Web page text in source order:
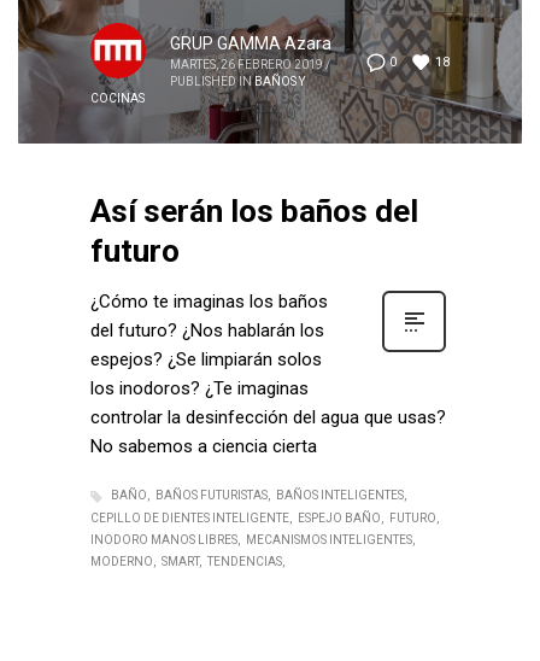
0 18
GRUP GAMMA Azara
MARTES, 26 FEBRERO 2019/
PUBLISHED IN BAÑOS Y
COCINAS
Así serán los baños del
futuro
¿Cómo te imaginas los baños
del futuro? ¿Nos hablarán los
espejos? ¿Se limpiarán solos
los inodoros? ¿Te imaginas
controlar la desinfección del agua que usas?
No sabemos a ciencia cierta
BAÑO BAÑOS FUTURISTAS
BAÑOS INTELIGENTES
CEPILLO DE DIENTES INTELIGENTE
ESPEJO BAÑO
FUTURO
INODORO MANOS LIBRES
MECANISMOS INTELIGENTES
MODERNO
SMART TENDENCIAS